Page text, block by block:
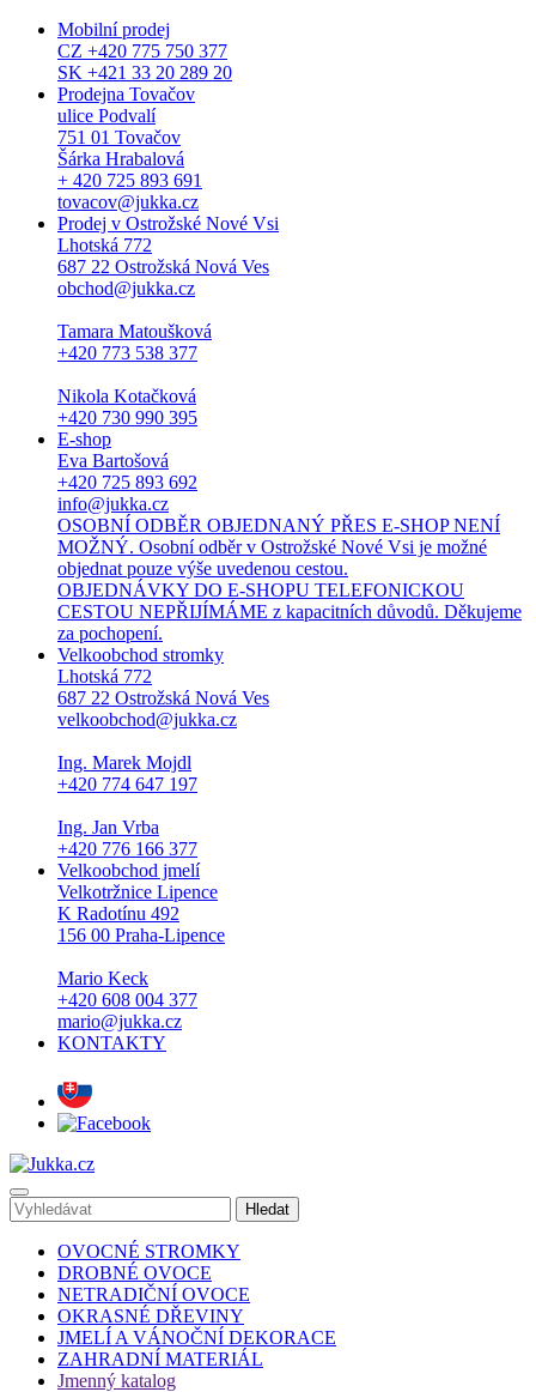
Mobilní prodej
CZ +420 775 750 377
SK +421 33 20 289 20
Prodejna Tovačov
ulice Podvalí
751 01 Tovačov
Šárka Hrabalová
+ 420 725 893 691
tovacov@jukka.cz
Prodej v Ostrožské Nové Vsi
Lhotská 772
687 22 Ostrožská Nová Ves
obchod@jukka.cz
Tamara Matoušková
+420 773 538 377
Nikola Kotačková
+420 730 990 395
E-shop
Eva Bartošová
+420 725 893 692
info@jukka.cz
OSOBNÍ ODBĚR OBJEDNANÝ PŘES E-SHOP NENÍ
MOŽNÝ. Osobní odběr v Ostrožské Nové Vsi je možné
objednat pouze výše uvedenou cestou.
OBJEDNÁVKY DO E-SHOPU TELEFONICKOU
CESTOU NEPŘIJÍMÁME z kapacitních důvodů. Děkujeme
za pochopení.
Velkoobchod stromky
Lhotská 772
687 22 Ostrožská Nová Ves
velkoobchod@jukka.cz
Ing. Marek Mojdl
+420 774 647 197
Ing. Jan Vrba
+420 776 166 377
Velkoobchod jmelí
Velkotržnice Lipence
K Radotínu 492
156 00 Praha-Lipence
Mario Keck
+420 608 004 377
mario@jukka.cz
KONTAKTY
OVOCNÉ STROMKY
DROBNÉ OVOCE
NETRADIČNÍ OVOCE
OKRASNÉ DŘEVINY
JMELÍ A VÁNOČNÍ DEKORACE
ZAHRADNÍ MATERIÁL
Jmenný katalog